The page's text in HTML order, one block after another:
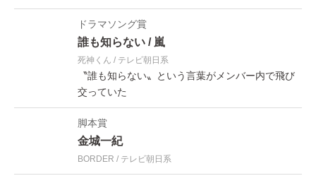
ドラマソング賞
誰も知らない 嵐
死神くん テレビ朝日系
〝誰も知らない〟という言葉がメンバー内で飛び
交っていた
脚本賞
金城一紀
BORDER テレビ朝日系